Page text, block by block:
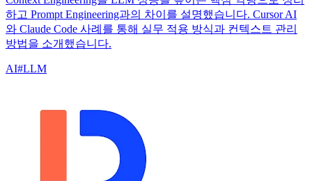
하고 Prompt Engineering과의 차이를 설명했습니다. Cursor AI
와 Claude Code 사례를 통해 실무 적용 방식과 컨텍스트 관리
방법을 소개했습니다.
AI#LLM